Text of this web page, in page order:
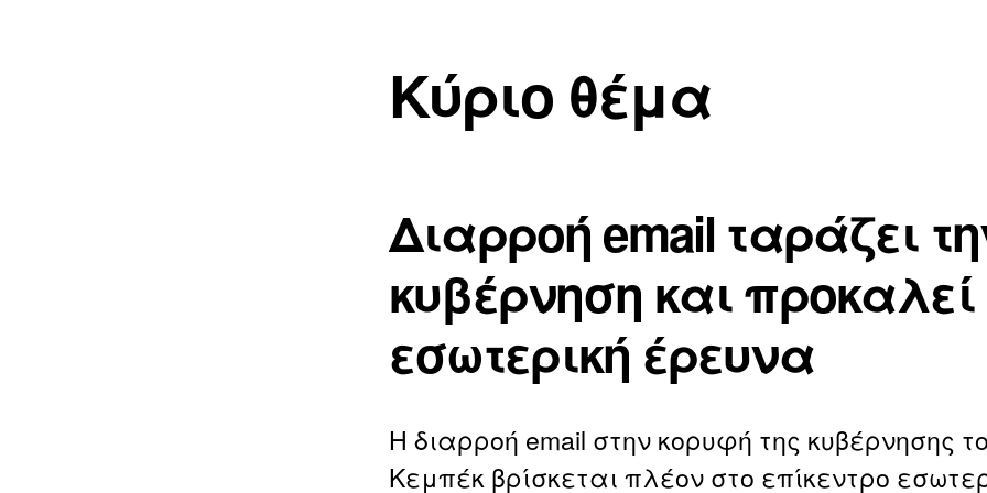
Κύριο θέμα
Διαρροή email ταράζει
κυβέρνηση και προκαλεί
εσωτερική έρευνα
Η διαρροή email στην κορυφή της κυβέρνησης
Κεμπέκ βρίσκεται πλέον στο επίκεντρο